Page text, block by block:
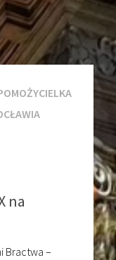
na
Bractwa –